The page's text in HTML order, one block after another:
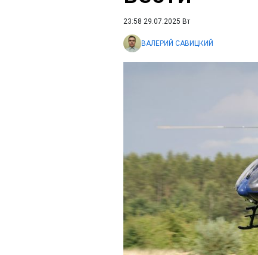
23:58 29.07.2025 Вт
ВАЛЕРИЙ САВИЦКИЙ